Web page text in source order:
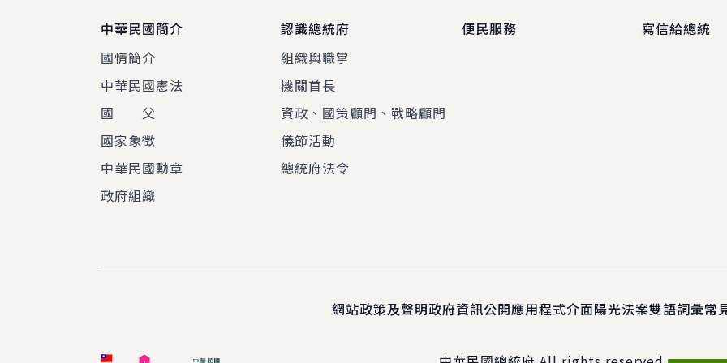
中華民國簡介
國情簡介
中華民國憲法
國 父
國家象徵
中華民國勳章
政府組織
認識總統府
組織與職掌
機關首長
資政、國策顧問、戰略顧問
儀節活動
總統府法令
便民服務 寫信給總統
網站政策及聲明政府資訊公開應用程式介面陽光法案雙語詞彙常